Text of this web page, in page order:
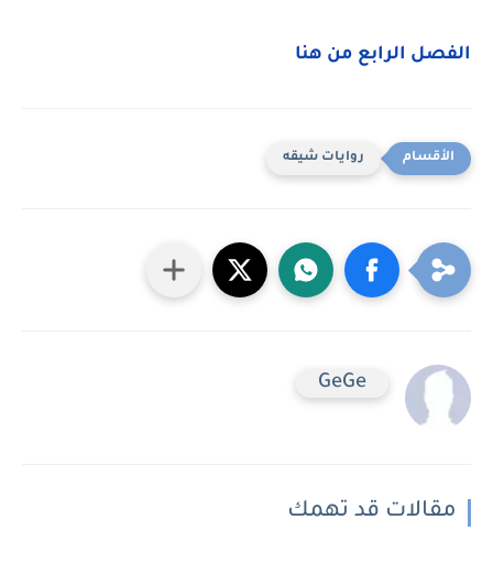
الفصل الرابع من هنا
روايات شيقه
GeGe
مقالات قد تهمك